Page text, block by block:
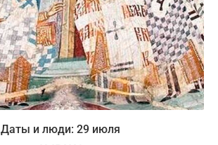
Даты и люди: 29 июля